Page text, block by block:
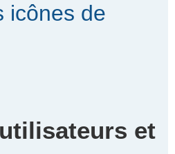
icônes de
et